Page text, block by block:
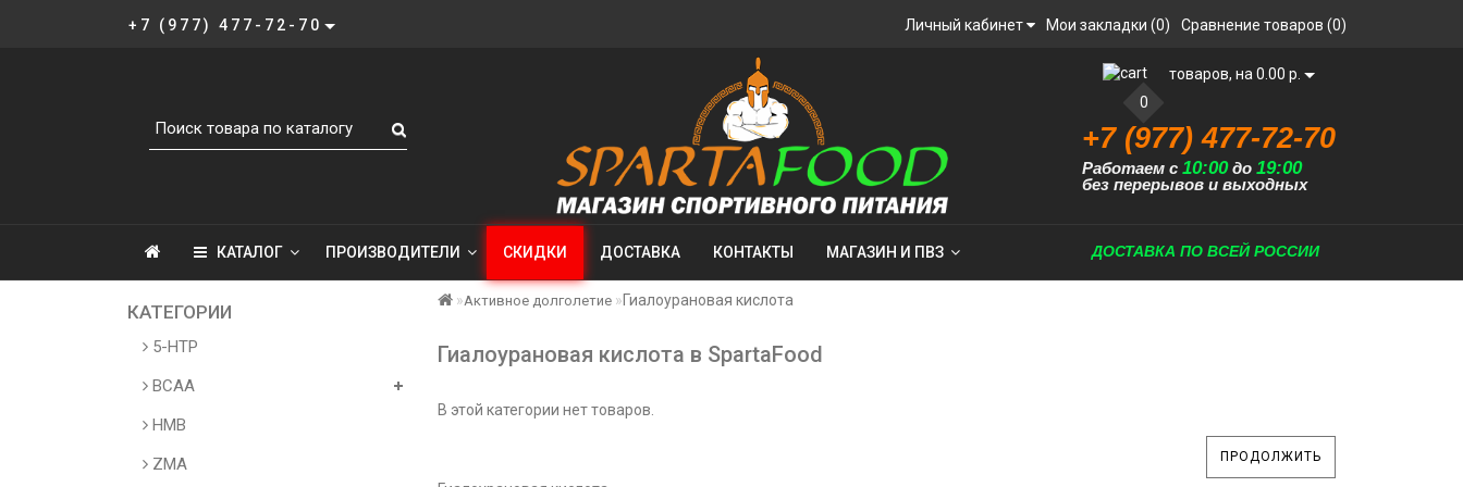
+7 (977) 477-72-70 Личный кабинет Мои закладки (0) Сравнение товаров (0)
0
товаров, на 0.00 р.
+7 (977) 477-72-70
Работаем с10:00до19:00
без перерывов и выходных
КАТАЛОГ ПРОИЗВОДИТЕЛИ СКИДКИ ДОСТАВКА КОНТАКТЫ МАГАЗИН И ПВЗ ДОСТАВКА ПО ВСЕЙ РОССИИ
КАТЕГОРИИ
5-HTP
BCAA
HMB
ZMA
Активное долголетие Гиалоурановая кислота
Гиалоурановая кислота в SpartaFood
В этой категории нет товаров.
ПРОДОЛЖИТЬ